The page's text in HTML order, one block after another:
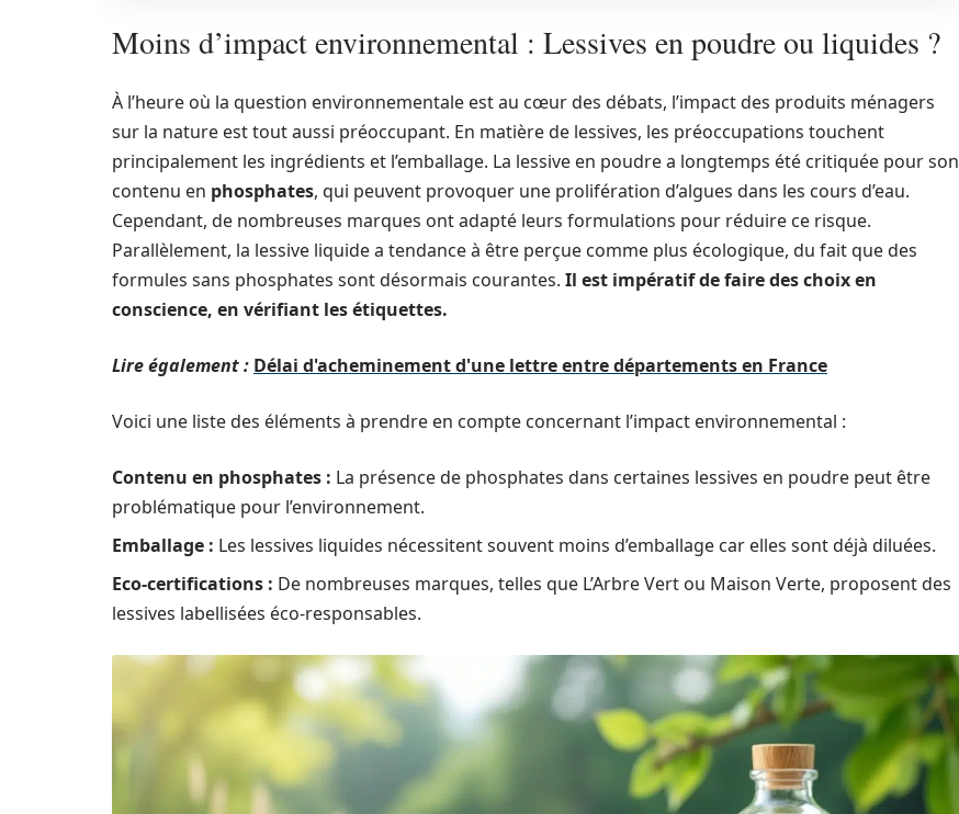
Moins d’impact environnemental : Lessives en poudre ou liquides ?
À l’heure où la question environnementale est au cœur des débats, l’impact des produits ménagers
sur la nature est tout aussi préoccupant. En matière de lessives, les préoccupations touchent
principalement les ingrédients et l’emballage. La lessive en poudre a longtemps été critiquée pour son
contenu en phosphates, qui peuvent provoquer une prolifération d’algues dans les cours d’eau.
Cependant, de nombreuses marques ont adapté leurs formulations pour réduire ce risque.
Parallèlement, la lessive liquide a tendance à être perçue comme plus écologique, du fait que des
formules sans phosphates sont désormais courantes. Il est impératif de faire des choix en
conscience, en vérifiant les étiquettes.
Lire également : Délai d'acheminement d'une lettre entre départements en France
Voici une liste des éléments à prendre en compte concernant l’impact environnemental :
Contenu en phosphates : La présence de phosphates dans certaines lessives en poudre peut être
problématique pour l’environnement.
Emballage : Les lessives liquides nécessitent souvent moins d’emballage car elles sont déjà diluées.
Eco-certifications : De nombreuses marques, telles que L’Arbre Vert ou Maison Verte, proposent des
lessives labellisées éco-responsables.